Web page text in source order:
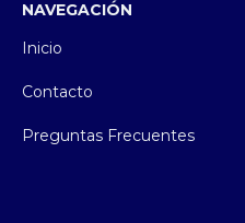
NAVEGACIÓN
Inicio
Contacto
Preguntas Frecuentes